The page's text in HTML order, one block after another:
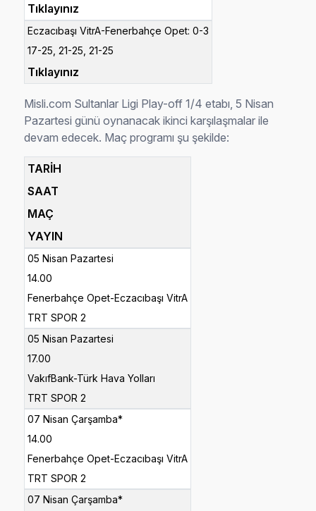
Tıklayınız
Eczacıbaşı VitrA-Fenerbahçe Opet: 0-3
17-25, 21-25, 21-25
Tıklayınız
Misli.com Sultanlar Ligi Play-off 1/4 etabı, 5 Nisan
Pazartesi günü oynanacak ikinci karşılaşmalar ile
devam edecek. Maç programı şu şekilde:
TARİH
SAAT
MAÇ
YAYIN
05 Nisan Pazartesi
14.00
Fenerbahçe Opet-Eczacıbaşı VitrA
TRT SPOR 2
05 Nisan Pazartesi
17.00
VakıfBank-Türk Hava Yolları
TRT SPOR 2
07 Nisan Çarşamba*
14.00
Fenerbahçe Opet-Eczacıbaşı VitrA
TRT SPOR 2
07 Nisan Çarşamba*